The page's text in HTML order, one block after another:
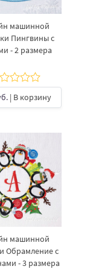
машинной
Пингвины с
- 2 размера
| В корзину
машинной
Обрамление с
- 3 размера